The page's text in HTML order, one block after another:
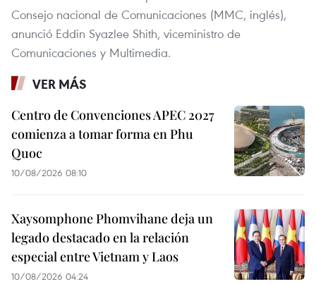
Consejo nacional de Comunicaciones (MMC, inglés),
anunció Eddin Syazlee Shith, viceministro de
Comunicaciones y Multimedia.
VER MÁS
Centro de Convenciones APEC 2027
comienza a tomar forma en Phu
Quoc
10/08/2026 08:10
Xaysomphone Phomvihane deja un
legado destacado en la relación
especial entre Vietnam y Laos
10/08/2026 04:24